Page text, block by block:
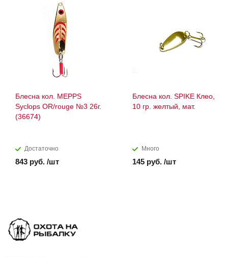
Блесна кол. MEPPS
Syclops OR/rouge №3 26г.
(36674)
Достаточно
843 руб. /шт
Блесна кол. SPIKE Клео,
10 гр. желтый, мат.
Много
145 руб. /шт